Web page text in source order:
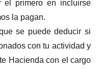
el primero en incluirse
la pagan.
se puede deducir si
con tu actividad y
Hacienda con el cargo